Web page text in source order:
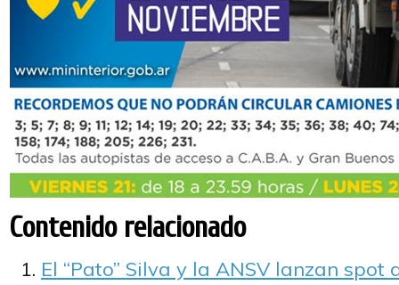
Contenido relacionado
El “Pato” Silva y la ANSV lanzan